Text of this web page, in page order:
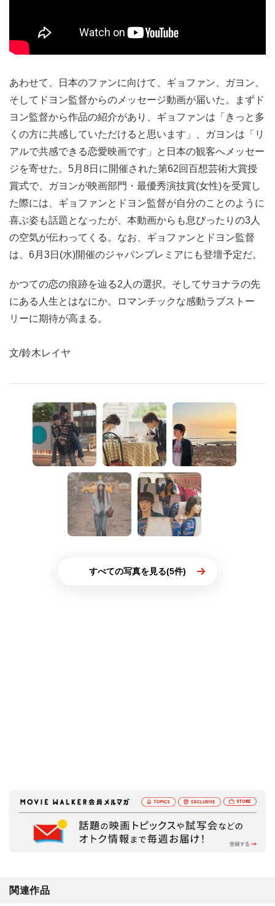
あわせて、日本のファンに向けて、ギョファン、ガヨン、
そしてドヨン監督からのメッセージ動画が届いた。まずド
ヨン監督から作品の紹介があり、ギョファンは「きっと多
くの方に共感していただけると思います」、ガヨンは「リ
アルで共感できる恋愛映画です」と日本の観客へメッセー
ジを寄せた。5月8日に開催された第62回百想芸術大賞授
賞式で、ガヨンが映画部門・最優秀演技賞(女性)を受賞し
た際には、ギョファンとドヨン監督が自分のことのように
喜ぶ姿も話題となったが、本動画からも息ぴったりの3人
の空気が伝わってくる。なお、ギョファンとドヨン監督
は、6月3日(水)開催のジャパンプレミアにも登壇予定だ。
かつての恋の痕跡を辿る2人の選択。そしてサヨナラの先
にある人生とはなにか。ロマンチックな感動ラブストー
リーに期待が高まる。
文/鈴木レイヤ
すべての写真を見る(5件)
関連作品